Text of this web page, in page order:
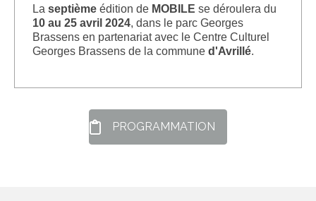
DOUÉ-LA-FONTAINE
MONTREUIL-SUR-MAINE
LA POUÈZE
TIERCÉ
La septième édition de MOBILE se déroulera du
10 au 25 avril 2024, dans le parc Georges
Brassens en partenariat avec le Centre Culturel
Georges Brassens de la commune d'Avrillé.
PROGRAMMATION